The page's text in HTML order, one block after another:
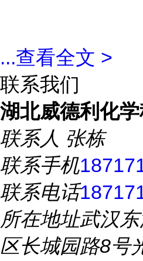
...查看全文 >
联系我们
湖北威德利化
联系人 张栋
联系手机
联系电话
所在地址武汉
区长城园路8号